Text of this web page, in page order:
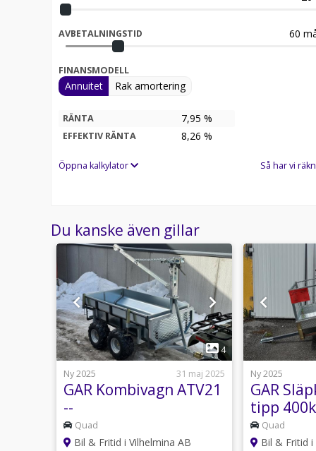
Boka nu för leverans innan Sommaren!
AVBETALNINGSTID 60
FINANSMODELL
Annuitet Rak amortering
RÄNTA 7,95 %
EFFEKTIV RÄNTA 8,26 %
Öppna kalkylator Så har vi
Du kanske även gillar
1
4
Ny 2025
31 maj 2025
GAR Kombivagn ATV21
--
Quad
Bil & Fritid i Vilhelmina AB
Ny 2025
GAR
tipp
Quad
Bil & Fritid i